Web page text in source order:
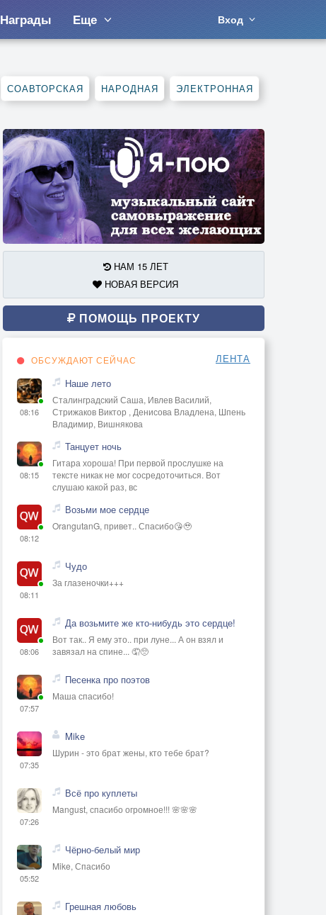
Награды Еще Вход
СОАВТОРСКАЯ НАРОДНАЯ ЭЛЕКТРОННАЯ
НАМ 15 ЛЕТ
НОВАЯ ВЕРСИЯ
ПОМОЩЬ ПРОЕКТУ
ОБСУЖДАЮТ СЕЙЧАС ЛЕНТА
08:16
Наше лето
Сталинградский Саша, Ивлев Василий,
Стрижаков Виктор , Денисова Владлена, Шпень
Владимир, Вишнякова
08:15
Танцует ночь
Гитара хороша! При первой прослушке на
тексте никак не мог сосредоточиться. Вот
слушаю какой раз, вс
08:12
Возьми мое сердце
OrangutanG, привет.. Спасибо😘🥹
08:11
Чудо
За глазеночки+++
08:06
Да возьмите же кто-нибудь это сердце!
Вот так.. Я ему это.. при луне... А он взял и
завязал на спине... 🤦🥺
07:57
Песенка про поэтов
Маша спасибо!
07:35
Mike
Шурин - это брат жены, кто тебе брат?
07:26
Всё про куплеты
Mangust, спасибо огромное!!! 🌸🌸🌸
05:52
Чёрно-белый мир
Mike, Спасибо
Грешная любовь